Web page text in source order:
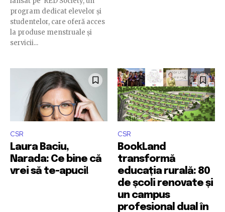
program dedicat elevelor și
studentelor, care oferă acces
la produse menstruale și
servicii...
CSR
Laura Baciu,
Narada: Ce bine că
vrei să te-apuci!
CSR
BookLand
transformă
educația rurală: 80
de școli renovate și
un campus
profesional dual în